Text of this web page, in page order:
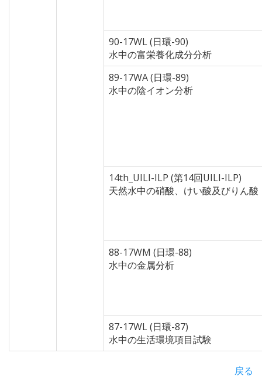
90-17WL (日環-90)
水中の富栄養化成分分析
89-17WA (日環-89)
水中の陰イオン分析
14th_UILI-ILP (第14回UILI-ILP)
天然水中の硝酸、けい酸及びりん酸
88-17WM (日環-88)
水中の金属分析
87-17WL (日環-87)
水中の生活環境項目試験
戻る